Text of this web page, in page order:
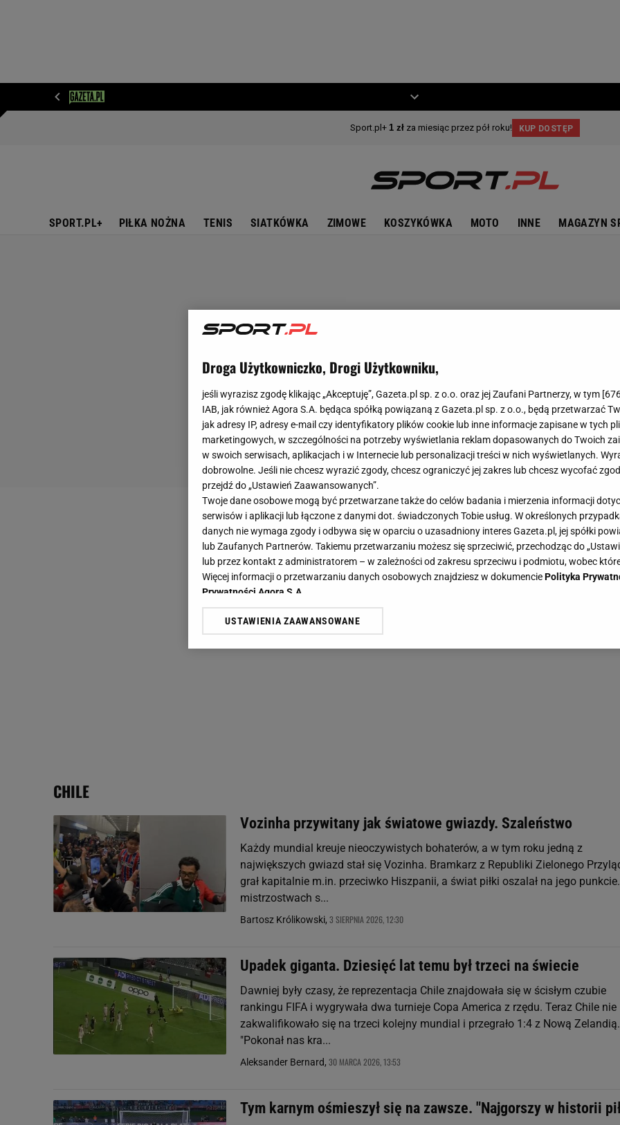
SPORT.PL+ PIŁKA NOŻNA TENIS SIATKÓWKA ZIMOWE KOSZYKÓWKA MOTO INNE MAGAZYN
CHILE
Vozinha przywitany jak światowe gwiazdy. Szaleństwo
Każdy mundial kreuje nieoczywistych bohaterów, a w tym roku jedną z
największych gwiazd stał się Vozinha. Bramkarz z Republiki Zielonego
grał kapitalnie m.in. przeciwko Hiszpanii, a świat piłki oszalał na jego
mistrzostwach s...
Bartosz Królikowski, 3 SIERPNIA 2026, 12:30
Upadek giganta. Dziesięć lat temu był trzeci na świecie
Dawniej były czasy, że reprezentacja Chile znajdowała się w ścisłym czubie
rankingu FIFA i wygrywała dwa turnieje Copa America z rzędu. Teraz Chile nie
zakwalifikowało się na trzeci kolejny mundial i przegrało 1:4 z Nową Zelandią.
"Pokonał nas kra...
Aleksander Bernard, 30 MARCA 2026, 13:53
Tym karnym ośmieszył się na zawsze. "Najgorszy w historii
Droga Użytkowniczko, Drogi Użytkowniku,
jeśli wyrazisz zgodę klikając „Akceptuję”, Gazeta.pl sp. z o.o. oraz jej Zaufani Partnerzy, w tym [
IAB, jak również Agora S.A. będąca spółką powiązaną z Gazeta.pl sp. z o.o., będą przetwarzać
jak adresy IP, adresy e-mail czy identyfikatory plików cookie lub inne informacje zapisane w tych
marketingowych, w szczególności na potrzeby wyświetlania reklam dopasowanych do Twoich
w swoich serwisach, aplikacjach i w Internecie lub personalizacji treści w nich wyświetlanych.
dobrowolne. Jeśli nie chcesz wyrazić zgody, chcesz ograniczyć jej zakres lub chcesz wycofać
przejdź do „Ustawień Zaawansowanych”.
Twoje dane osobowe mogą być przetwarzane także do celów badania i mierzenia informacji
serwisów i aplikacji lub łączone z danymi dot. świadczonych Tobie usług. W określonych
danych nie wymaga zgody i odbywa się w oparciu o uzasadniony interes Gazeta.pl, jej spółki
lub Zaufanych Partnerów. Takiemu przetwarzaniu możesz się sprzeciwić, przechodząc do
lub przez kontakt z administratorem – w zależności od zakresu sprzeciwu i podmiotu, wobec
Więcej informacji o przetwarzaniu danych osobowych znajdziesz w dokumenciePolityka
Prywatności Agora S.A.
Klikając „Akceptuję” wyrażasz też zgodę na zainstalowanie i przechowywanie plików cookie
Zaufanych Partnerów i Agora S.A. na Twoim urządzeniu końcowym. Możesz w każdej chwili
USTAWIENIA ZAAWANSOWANE